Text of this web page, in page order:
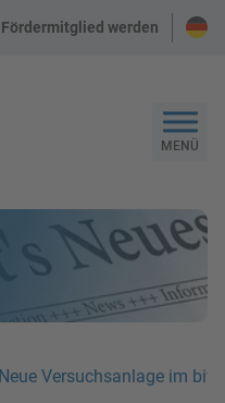
werden
MENÜ
Neue Versuchsanlage im